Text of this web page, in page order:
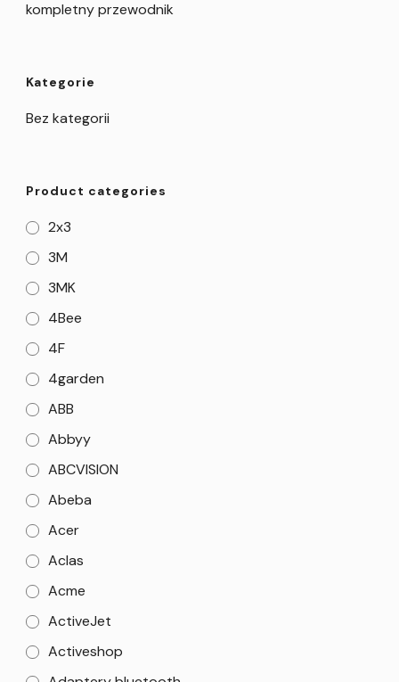
kompletny przewodnik
Kategorie
Bez kategorii
Product categories
2x3
3M
3MK
4Bee
4F
4garden
ABB
Abbyy
ABCVISION
Abeba
Acer
Aclas
Acme
ActiveJet
Activeshop